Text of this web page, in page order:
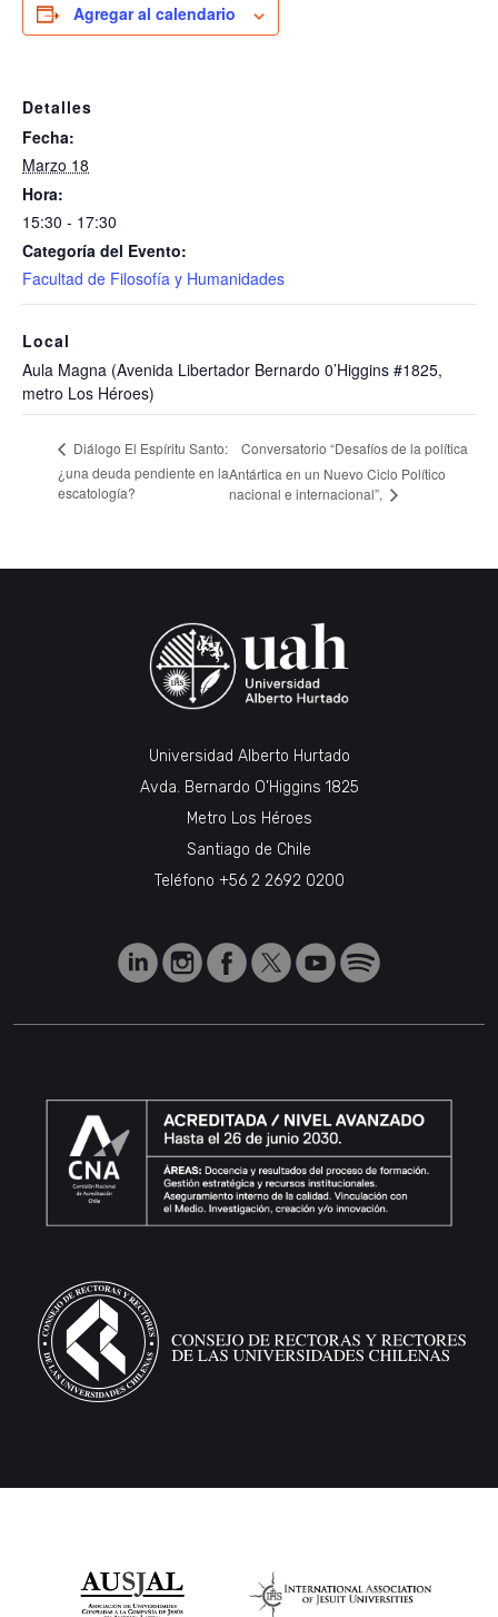
Agregar al calendario
Detalles
Fecha:
Marzo 18
Hora:
15:30 - 17:30
Categoría del Evento:
Facultad de Filosofía y Humanidades
Local
Aula Magna (Avenida Libertador Bernardo 0’Higgins #1825,
metro Los Héroes)
Diálogo El Espíritu Santo:
¿una deuda pendiente en la
escatología?
Conversatorio “Desafíos de la política
Antártica en un Nuevo Ciclo Político
nacional e internacional”,
Universidad Alberto Hurtado
Avda. Bernardo O’Higgins 1825
Metro Los Héroes
Santiago de Chile
Teléfono +56 2 2692 0200